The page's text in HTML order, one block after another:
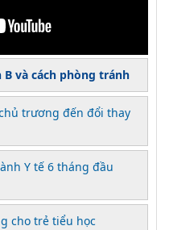
và cách phòng tránh
trương đến đổi thay
Y tế 6 tháng đầu
cho trẻ tiểu học